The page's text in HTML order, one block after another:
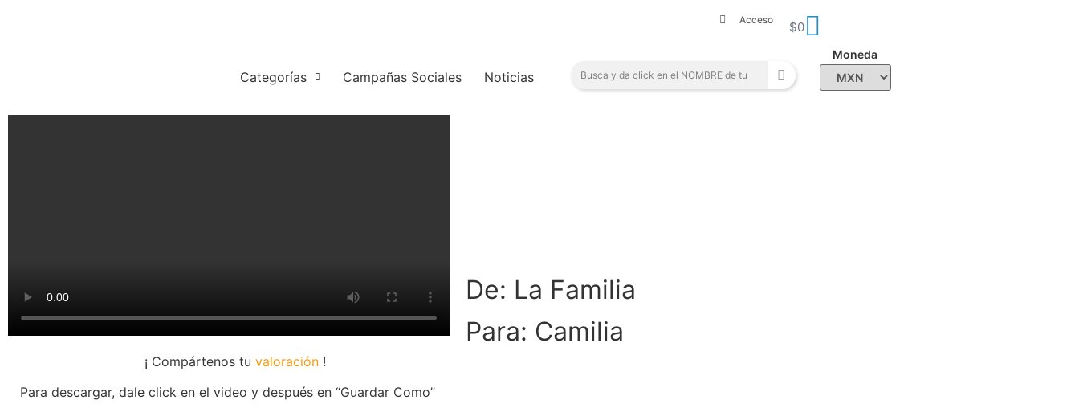
Acceso $0
Categorías Campañas Sociales Noticias
Moneda
¡ Compártenos tu valoración !
Para descargar, dale click en el video y después en “Guardar Como”
De: La Familia
Para: Camilia